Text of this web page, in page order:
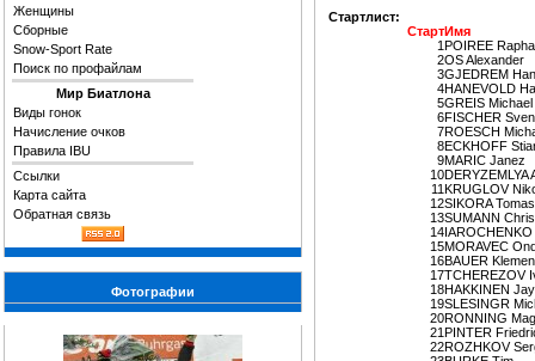
Женщины
Сборные
Snow-Sport Rate
Поиск по профайлам
Мир Биатлона
Виды гонок
Начисление очков
Правила IBU
Ссылки
Карта сайта
Обратная связь
Фотографии
Стартлист:
СтартИмя
1POIREE
2OS Alexander
3GJEDREM
4HANEVOLD
5GREIS Michael
6FISCHER Sven
7ROESCH
8ECKHOFF
9MARIC Janez
10DERYZEMLYA
11KRUGLOV
12SIKORA
13SUMANN
14IAROCHENKO
15MORAVEC
16BAUER Klemen
17TCHEREZOV
18HAKKINEN Jay
19SLESINGR
20RONNING
21PINTER
22ROZHKOV